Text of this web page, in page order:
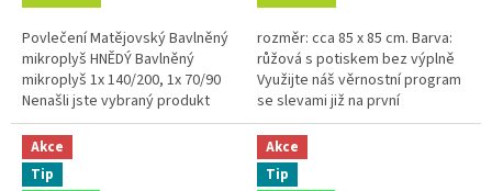
Povlečení Matějovský Bavlněný
mikroplyš HNĚDÝ Bavlněný
mikroplyš 1x 140/200, 1x 70/90
Nenašli jste vybraný produkt
skladem? Mrkněte, může být
skladem...
rozměr: cca 85 x 85 cm. Barva:
růžová s potiskem bez výplně
Využijte náš věrnostní program
se slevami již na první
objednávku. Věrnostní program
Akce
Tip
Akce
Tip